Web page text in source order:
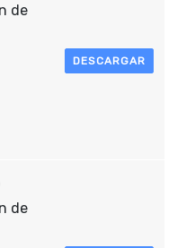
de
DESCARGAR
de